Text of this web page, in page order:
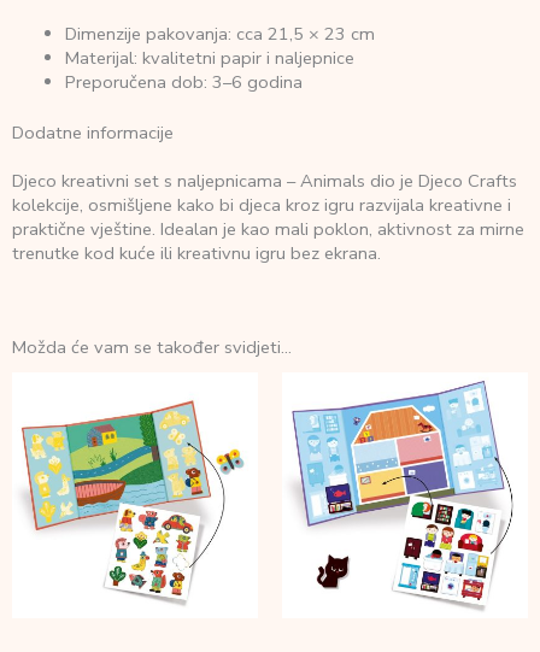
Dimenzije pakovanja: cca 21,5 × 23 cm
Materijal: kvalitetni papir i naljepnice
Preporučena dob: 3–6 godina
Dodatne informacije
Djeco kreativni set s naljepnicama – Animals dio je Djeco Crafts
kolekcije, osmišljene kako bi djeca kroz igru razvijala kreativne i
praktične vještine. Idealan je kao mali poklon, aktivnost za mirne
trenutke kod kuće ili kreativnu igru bez ekrana.
Možda će vam se također svidjeti…